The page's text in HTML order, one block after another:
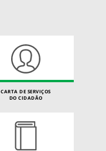
CARTA DE SERVIÇOS
DO CIDADÃO